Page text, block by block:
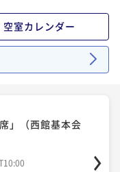
¥72,600~
2名 ¥ 67,518 ~
空室カレンダー
」（西館基本会